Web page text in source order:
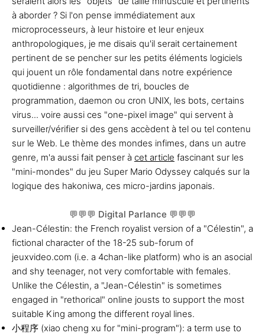
à aborder ? Si l'on pense immédiatement aux
microprocesseurs, à leur histoire et leur enjeux
anthropologiques, je me disais qu'il serait certainement
pertinent de se pencher sur les petits éléments logiciels
qui jouent un rôle fondamental dans notre expérience
quotidienne : algorithmes de tri, boucles de
programmation, daemon ou cron UNIX, les bots, certains
virus... voire aussi ces "one-pixel image" qui servent à
surveiller/vérifier si des gens accèdent à tel ou tel contenu
sur le Web. Le thème des mondes infimes, dans un autre
genre, m'a aussi fait penser à cet article fascinant sur les
"mini-mondes" du jeu Super Mario Odyssey calqués sur la
logique des hakoniwa, ces micro-jardins japonais.
💬💬💬 Digital Parlance 💬💬💬
Jean-Célestin: the French royalist version of a "Célestin", a
fictional character of the 18-25 sub-forum of
jeuxvideo.com (i.e. a 4chan-like platform) who is an asocial
and shy teenager, not very comfortable with females.
Unlike the Célestin, a "Jean-Célestin" is sometimes
engaged in "rethorical" online jousts to support the most
suitable King among the different royal lines.
小程序 (xiao cheng xu for "mini-program"): a term use to